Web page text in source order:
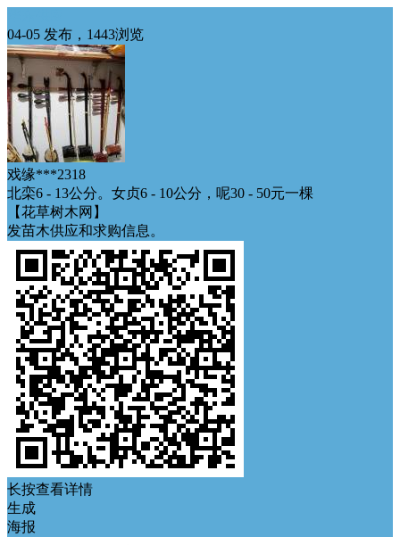
04-05 发布，1443浏览
戏缘***2318
北栾6 - 13公分。女贞6 - 10公分，呢30 - 50元一棵
【花草树木网】
发苗木供应和求购信息。
长按查看详情
生成
海报